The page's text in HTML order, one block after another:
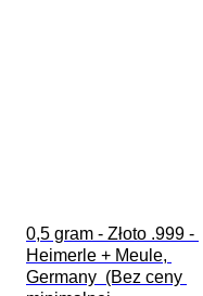
0,5 gram - Złoto .999 -
Heimerle + Meule,
Germany  (Bez ceny